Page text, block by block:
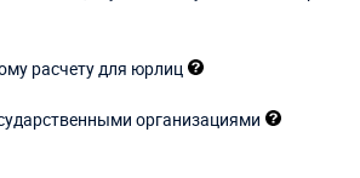
расчету для юрлиц
организациями